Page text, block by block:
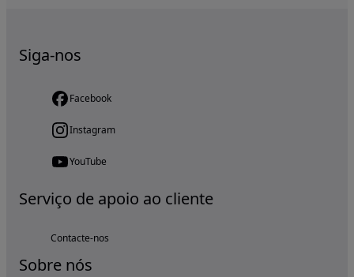
Siga-nos
Facebook
Instagram
YouTube
Serviço de apoio ao cliente
Contacte-nos
Sobre nós